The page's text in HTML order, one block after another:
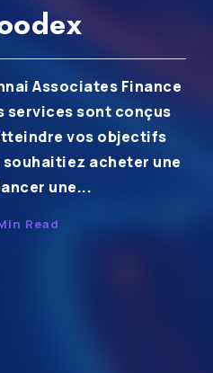
Associates Finance
services sont conçus
vos objectifs
acheter une
une...
Read